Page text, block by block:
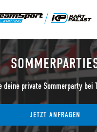
deine private Sommerparty bei
JETZT ANFRAGEN